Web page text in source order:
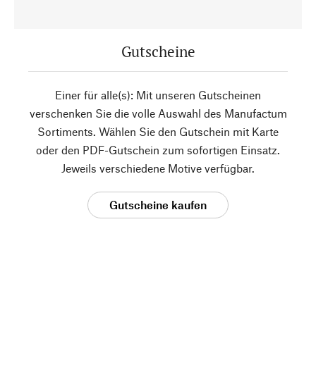
Gutscheine
Einer für alle(s): Mit unseren Gutscheinen
verschenken Sie die volle Auswahl des Manufactum
Sortiments. Wählen Sie den Gutschein mit Karte
oder den PDF-Gutschein zum sofortigen Einsatz.
Jeweils verschiedene Motive verfügbar.
Gutscheine kaufen